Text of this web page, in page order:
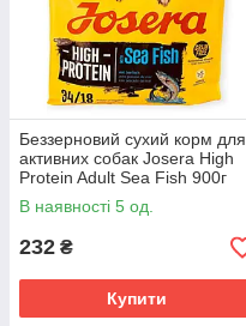
Беззерновий сухий корм для
активних собак Josera High
Protein Adult Sea Fish 900г
раціон з морською рибою,
лососем, мідіями
В наявності 5 од.
232 ₴
Купити